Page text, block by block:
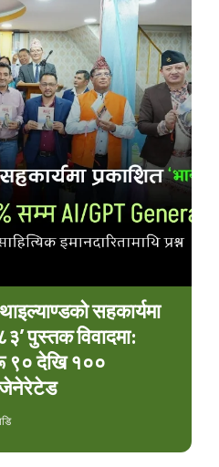
सहकार्यमा
पुस्तक विवादमा:
९० देखि १००